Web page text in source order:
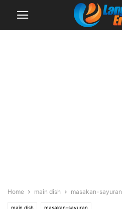
Home main dish masakan-sayuran
main dish masakan-sayuran